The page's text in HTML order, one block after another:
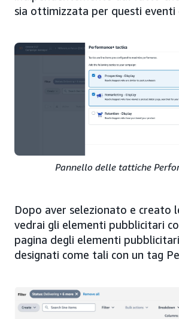
sia ottimizzata per questi eventi
Pannello delle tattiche
Dopo aver selezionato e creato
vedrai gli elementi pubblicitari
pagina degli elementi
designati come tali con un tag